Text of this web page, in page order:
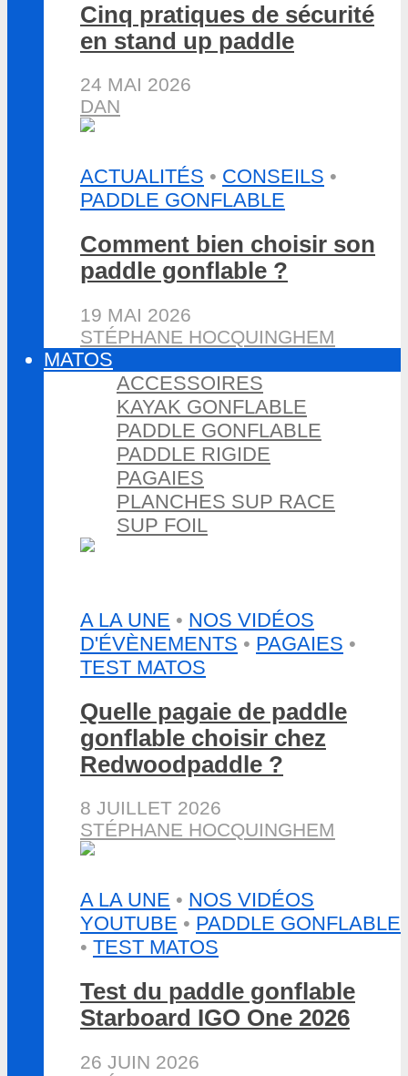
Cinq pratiques de sécurité
en stand up paddle
24 MAI 2026
DAN
ACTUALITÉS • CONSEILS •
PADDLE GONFLABLE
Comment bien choisir son
paddle gonflable ?
19 MAI 2026
STÉPHANE HOCQUINGHEM
MATOS
ACCESSOIRES
KAYAK GONFLABLE
PADDLE GONFLABLE
PADDLE RIGIDE
PAGAIES
PLANCHES SUP RACE
SUP FOIL
A LA UNE • NOS VIDÉOS
D'ÉVÈNEMENTS • PAGAIES •
TEST MATOS
Quelle pagaie de paddle
gonflable choisir chez
Redwoodpaddle ?
8 JUILLET 2026
STÉPHANE HOCQUINGHEM
A LA UNE • NOS VIDÉOS
YOUTUBE • PADDLE GONFLABLE
• TEST MATOS
Test du paddle gonflable
Starboard IGO One 2026
26 JUIN 2026